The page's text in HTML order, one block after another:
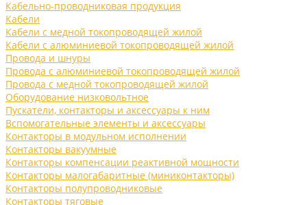
Кабельно-проводниковая продукция
Кабели
Кабели с медной токопроводящей жилой
Кабели с алюминиевой токопроводящей жилой
Провода и шнуры
Провода с алюминиевой токопроводящей жилой
Провода с медной токопроводящей жилой
Оборудование низковольтное
Пускатели, контакторы и аксессуары к ним
Вспомогательные элементы и аксессуары
Контакторы в модульном исполнении
Контакторы вакуумные
Контакторы компенсации реактивной мощности
Контакторы малогабаритные (миниконтакторы)
Контакторы полупроводниковые
Контакторы тяговые